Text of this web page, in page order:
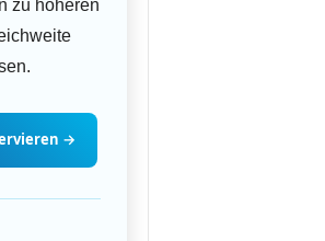
zu höheren
→